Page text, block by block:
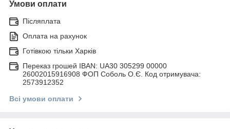
Умови оплати
Післяплата
Оплата на рахунок
Готівкою тільки Харків
Переказ грошей IBAN: UA30 305299 00000
26002015916908 ФОП Соболь О.Є. Код отримувача:
2573912352
Всі умови оплати